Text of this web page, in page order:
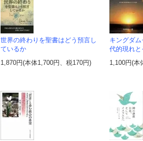
世界の終わりを聖書はどう預言し
ているか
1,870円(本体1,700円、税170円)
キングダ
代的現れ
1,100円(本